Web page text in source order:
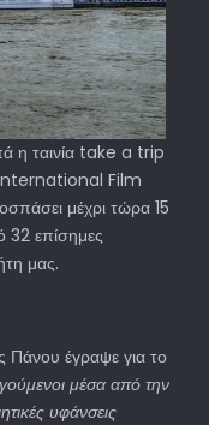
η ταινία take a trip
Film
μέχρι τώρα 15
32 επίσημες
μας.
Πάνου έγραψε για το
μέσα από την
υφάνσεις